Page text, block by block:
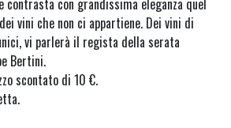
vini che non ci appartiene. Dei vini di
vi parlerà il regista della serata
Bertini.
scontato di 10 €.